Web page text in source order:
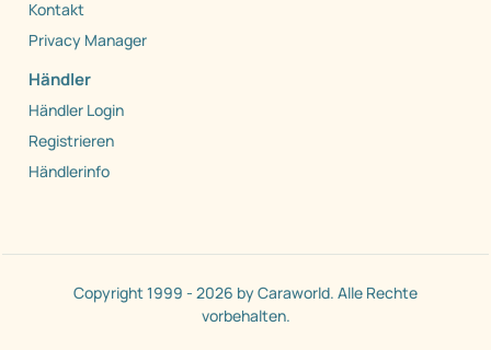
Kontakt
Privacy Manager
Händler
Händler Login
Registrieren
Händlerinfo
Copyright 1999 - 2026 by Caraworld. Alle Rechte
vorbehalten.